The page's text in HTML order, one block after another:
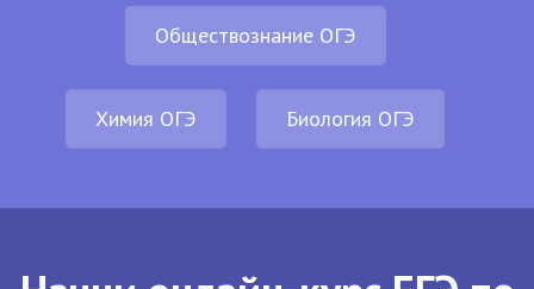
Обществознание ОГЭ
Химия ОГЭ Биология ОГЭ